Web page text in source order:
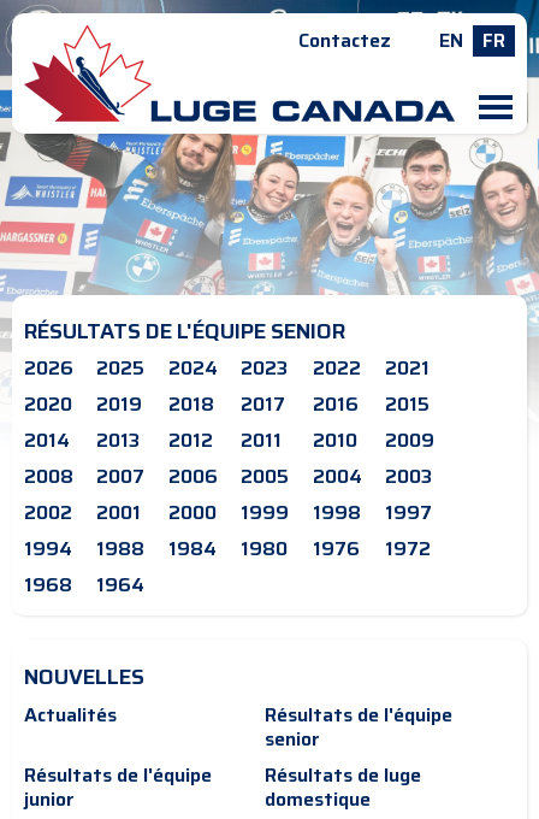
Contactez EN FR
M
RÉSULTATS DE L'ÉQUIPE SENIOR
2026 2025 2024 2023 2022
2021
2020
2019 2018 2017 2016
2015
2014
2013 2012 2011 2010
2009
2008
2007 2006 2005 2004
2003
2002
2001 2000 1999 1998
1997
1994
1988 1984 1980 1976
1972
1968
1964
NOUVELLES
Actualités
Résultats de l'équipe
senior
Résultats de l'équipe
junior
Résultats de luge
domestique